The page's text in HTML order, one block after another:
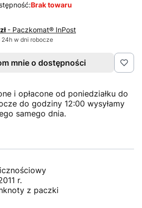
Brak towaru
- Paczkomat® InPost
24h w dni robocze
mnie o dostępności
i opłacone od poniedziałku do
do godziny 12:00 wysyłamy
samego dnia.
r.
z paczki